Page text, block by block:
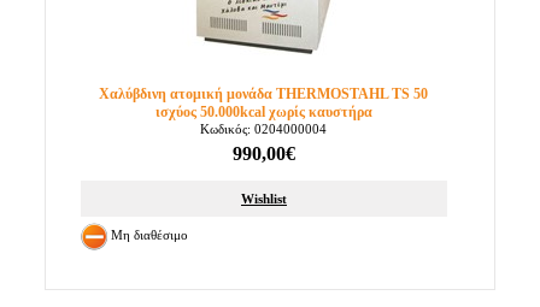
Χαλύβδινη ατομική μονάδα THERMOSTAHL TS 50
ισχύος 50.000kcal χωρίς καυστήρα
Κωδικός: 0204000004
990,00€
Wishlist
Μη διαθέσιμο